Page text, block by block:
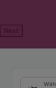
Next